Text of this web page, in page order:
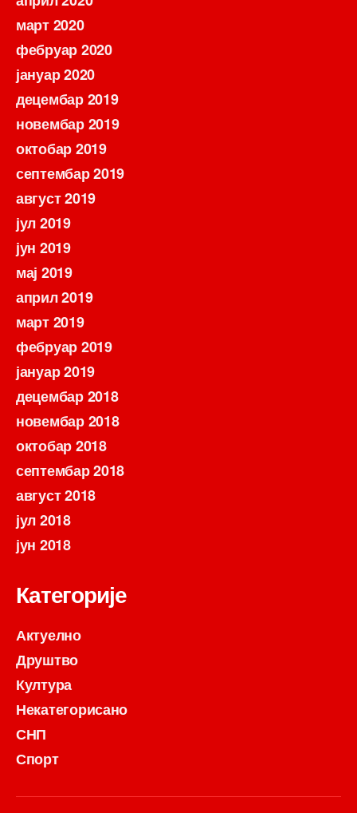
март 2020
фебруар 2020
јануар 2020
децембар 2019
новембар 2019
октобар 2019
септембар 2019
август 2019
јул 2019
јун 2019
мај 2019
април 2019
март 2019
фебруар 2019
јануар 2019
децембар 2018
новембар 2018
октобар 2018
септембар 2018
август 2018
јул 2018
јун 2018
Категорије
Актуелно
Друштво
Култура
Некатегорисано
СНП
Спорт